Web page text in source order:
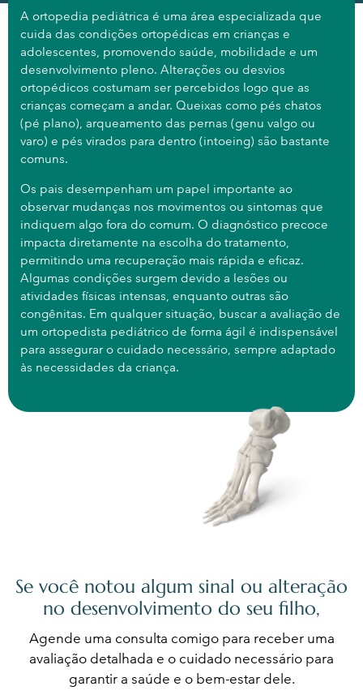
A ortopedia pediátrica é uma área especializada que
cuida das condições ortopédicas em crianças e
adolescentes, promovendo saúde, mobilidade e um
desenvolvimento pleno. Alterações ou desvios
ortopédicos costumam ser percebidos logo que as
crianças começam a andar. Queixas como pés chatos
(pé plano), arqueamento das pernas (genu valgo ou
varo) e pés virados para dentro (intoeing) são bastante
comuns.
Os pais desempenham um papel importante ao
observar mudanças nos movimentos ou sintomas que
indiquem algo fora do comum. O diagnóstico precoce
impacta diretamente na escolha do tratamento,
permitindo uma recuperação mais rápida e eficaz.
Algumas condições surgem devido a lesões ou
atividades físicas intensas, enquanto outras são
congênitas. Em qualquer situação, buscar a avaliação de
um ortopedista pediátrico de forma ágil é indispensável
para assegurar o cuidado necessário, sempre adaptado
às necessidades da criança.
Se você notou algum sinal ou alteração
no desenvolvimento do seu filho,
Agende uma consulta comigo para receber uma
avaliação detalhada e o cuidado necessário para
garantir a saúde e o bem-estar dele.